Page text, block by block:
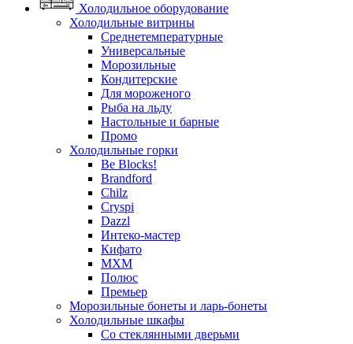
Холодильное оборудование
Холодильные витрины
Среднетемпературные
Универсальные
Морозильные
Кондитерские
Для мороженого
Рыба на льду
Настольные и барные
Промо
Холодильные горки
Be Blocks!
Brandford
Chilz
Cryspi
Dazzl
Интеко-мастер
Кифато
МХМ
Полюс
Премьер
Морозильные бонеты и ларь-бонеты
Холодильные шкафы
Со стеклянными дверьми